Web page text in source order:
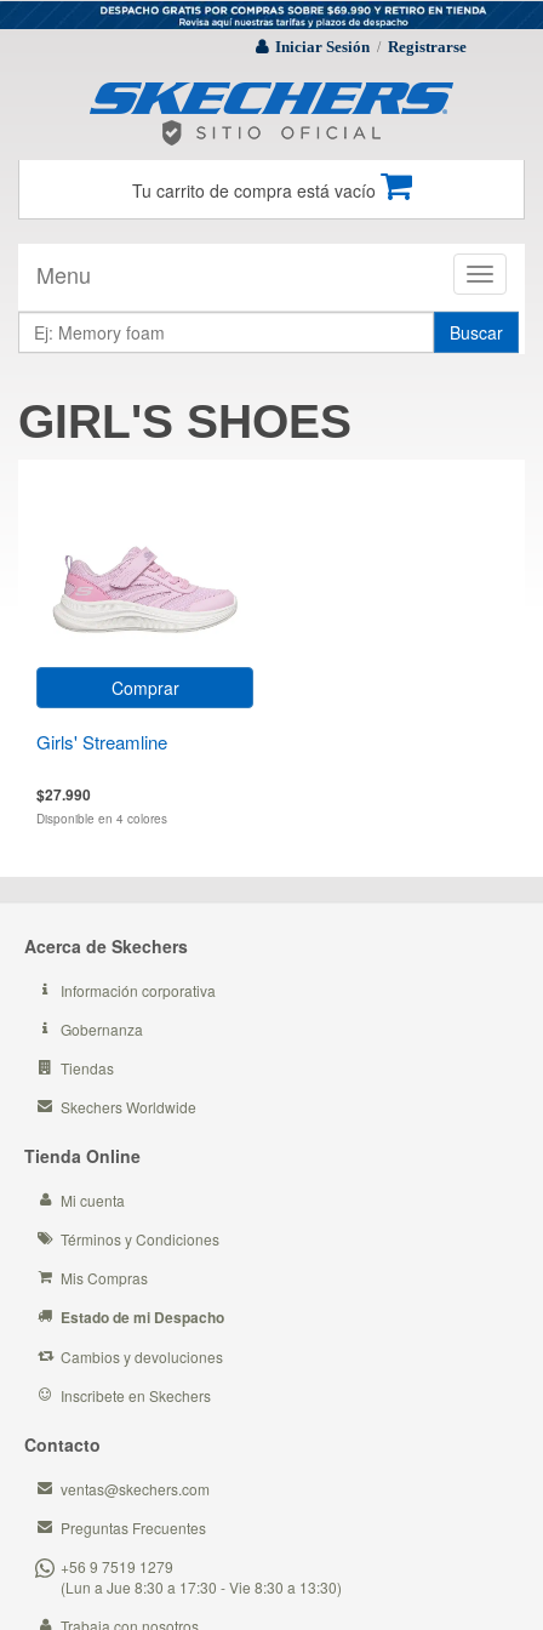
Iniciar Sesión / Registrarse
Tu carrito de compra está vacío
Toggle
Menu
Buscar
GIRL'S SHOES
Comprar
Girls' Streamline
$27.990
Disponible en 4 colores
Acerca de Skechers
Información corporativa
Gobernanza
Tiendas
Skechers Worldwide
Tienda Online
Mi cuenta
Términos y Condiciones
Mis Compras
Estado de mi Despacho
Cambios y devoluciones
Inscribete en Skechers
Contacto
ventas@skechers.com
Preguntas Frecuentes
+56 9 7519 1279
(Lun a Jue 8:30 a 17:30 - Vie 8:30 a 13:30)
Trabaja con nosotros